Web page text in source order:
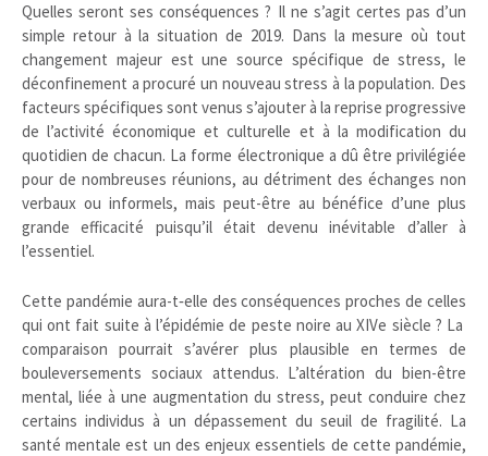
Quelles seront ses conséquences ? Il ne s’agit certes pas d’un
simple retour à la situation de 2019. Dans la mesure où tout
changement majeur est une source spécifique de stress, le
déconfinement a procuré un nouveau stress à la population. Des
facteurs spécifiques sont venus s’ajouter à la reprise progressive
de l’activité économique et culturelle et à la modification du
quotidien de chacun. La forme électronique a dû être privilégiée
pour de nombreuses réunions, au détriment des échanges non
verbaux ou informels, mais peut-être au bénéfice d’une plus
grande efficacité puisqu’il était devenu inévitable d’aller à
l’essentiel.
Cette pandémie aura-t‑elle des conséquences proches de celles
qui ont fait suite à l’épidémie de peste noire au XIVe siècle ? La
comparaison pourrait s’avérer plus plausible en termes de
bouleversements sociaux attendus. L’altération du bien-être
mental, liée à une augmentation du stress, peut conduire chez
certains individus à un dépassement du seuil de fragilité. La
santé mentale est un des enjeux essentiels de cette pandémie,